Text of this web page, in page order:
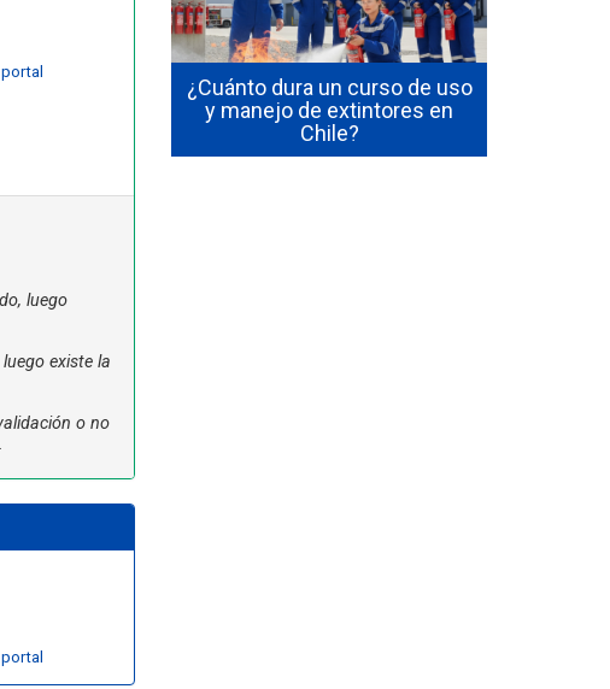
luego
existe la
o no
un curso de
en Chile
¿Cuánto dura un curso de uso
y manejo de extintores en
Chile?